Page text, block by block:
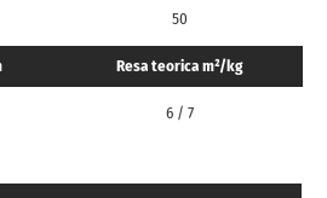
50
Resa teorica m²/kg
6 / 7